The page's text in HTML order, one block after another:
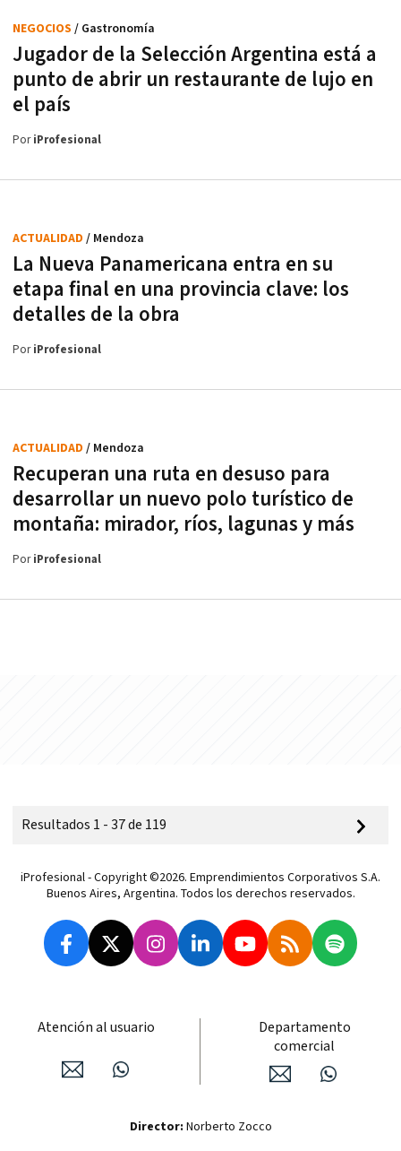
Jugador de la Selección Argentina está a
punto de abrir un restaurante de lujo en
el país
NEGOCIOS / Gastronomía
PoriProfesional
La Nueva Panamericana entra en su
etapa final en una provincia clave: los
detalles de la obra
ACTUALIDAD / Mendoza
PoriProfesional
Recuperan una ruta en desuso para
desarrollar un nuevo polo turístico de
montaña: mirador, ríos, lagunas y más
ACTUALIDAD / Mendoza
PoriProfesional
Resultados 1 - 37 de 119
iProfesional - Copyright ©2026. Emprendimientos Corporativos S.A.
Buenos Aires, Argentina. Todos los derechos reservados.
Atención al usuario
Departamento
comercial
Director: Norberto Zocco